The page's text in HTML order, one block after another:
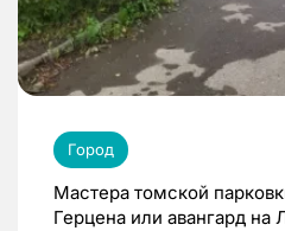
Город
Мастера томской
Герцена или авангард на